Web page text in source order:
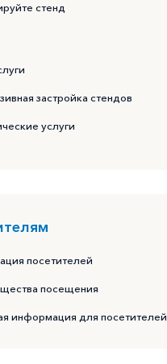
стенд
застройка стендов
услуги
посетителей
посещения
информация для посетителей